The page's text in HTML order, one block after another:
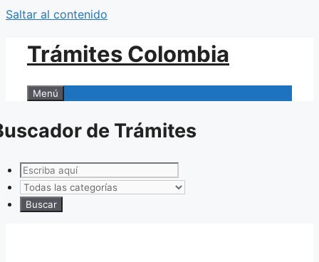
Saltar al contenido
Trámites Colombia
Menú
de Trámites